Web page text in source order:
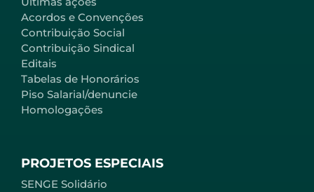
Acordos e Convenções
Contribuição Social
Contribuição Sindical
Editais
Tabelas de Honorários
Piso Salarial/denuncie
Homologações
PROJETOS ESPECIAIS
SENGE Solidário